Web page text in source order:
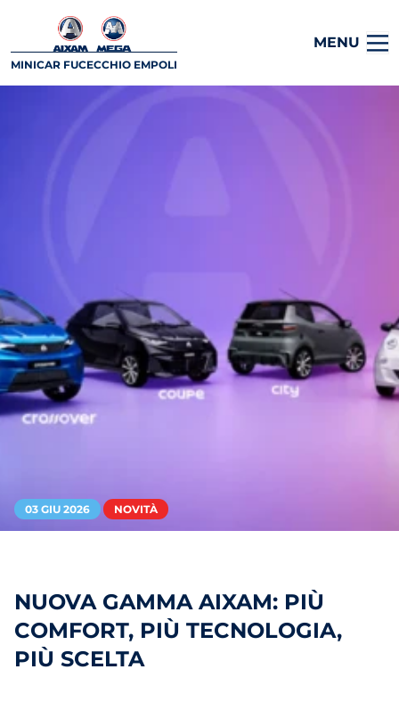
MINICAR FUCECCHIO EMPOLI
MENU
03 GIU 2026 NOVITÀ
NUOVA GAMMA AIXAM: PIÙ
COMFORT, PIÙ TECNOLOGIA,
PIÙ SCELTA